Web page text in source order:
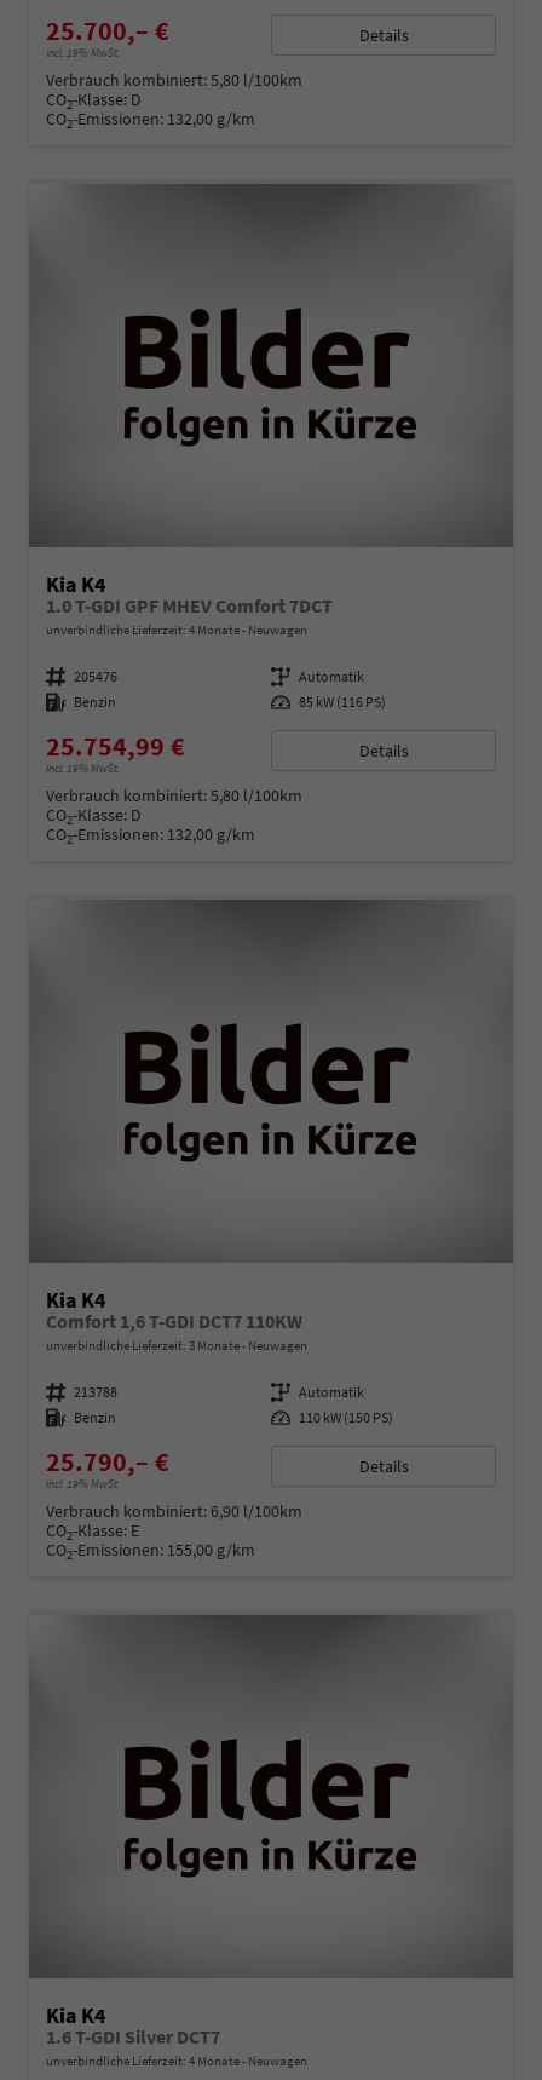
25.700,– €
incl. 19% MwSt.
Details
Verbrauch kombiniert:5,80 l/100km
CO2-Klasse: D
CO2-Emissionen: 132,00 g/km
Kia K4
1.0 T-GDI GPF MHEV Comfort 7DCT
unverbindliche Lieferzeit: 4 Monate Neuwagen
Fahrzeugnummer 205476 Getriebe Automatik
Kraftstoff Benzin Leistung 85 kW (116 PS)
25.754,99 €
incl. 19% MwSt.
Details
Verbrauch kombiniert:5,80 l/100km
CO2-Klasse: D
CO2-Emissionen: 132,00 g/km
Kia K4
Comfort 1,6 T-GDI DCT7 110KW
unverbindliche Lieferzeit: 3 Monate Neuwagen
Fahrzeugnummer 213788 Getriebe Automatik
Kraftstoff Benzin Leistung 110 kW (150 PS)
25.790,– €
incl. 19% MwSt.
Details
Verbrauch kombiniert:6,90 l/100km
CO2-Klasse: E
CO2-Emissionen: 155,00 g/km
Kia K4
1.6 T-GDI Silver DCT7
unverbindliche Lieferzeit: 4 Monate Neuwagen